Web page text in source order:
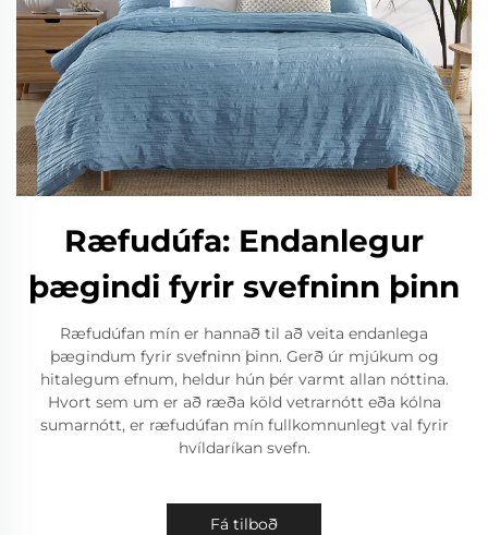
Ræfudúfa: Endanlegur
þægindi fyrir svefninn þinn
Ræfudúfan mín er hannað til að veita endanlega
þægindum fyrir svefninn þinn. Gerð úr mjúkum og
hitalegum efnum, heldur hún þér varmt allan nóttina.
Hvort sem um er að ræða köld vetrarnótt eða kólna
sumarnótt, er ræfudúfan mín fullkomnunlegt val fyrir
hvíldaríkan svefn.
Fá tilboð